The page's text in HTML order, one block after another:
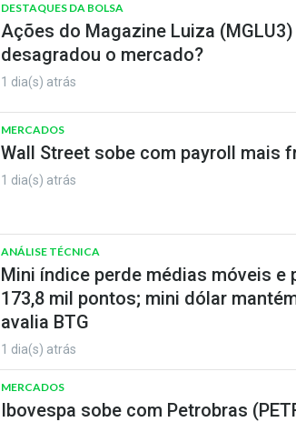
DESTAQUES DA BOLSA
Ações do Magazine Luiza
desagradou o mercado?
1 dia(s) atrás
MERCADOS
Wall Street sobe com payroll mais
1 dia(s) atrás
ANÁLISE TÉCNICA
Mini índice perde médias móveis e
173,8 mil pontos; mini dólar
avalia BTG
1 dia(s) atrás
MERCADOS
Ibovespa sobe com Petrobras